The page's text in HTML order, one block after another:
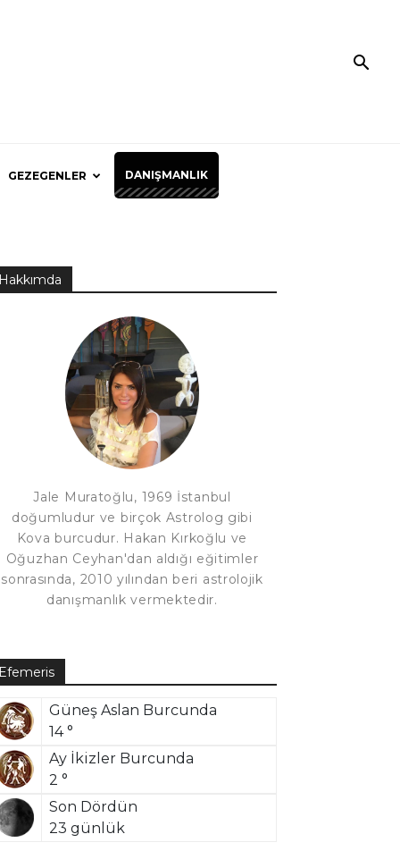
GEZEGENLER DANIŞMANLIK
Hakkımda
Jale Muratoğlu, 1969 İstanbul
doğumludur ve birçok Astrolog gibi
Kova burcudur. Hakan Kırkoğlu ve
Oğuzhan Ceyhan'dan aldığı eğitimler
sonrasında, 2010 yılından beri astrolojik
danışmanlık vermektedir.
Efemeris
Güneş Aslan Burcunda
14 °
Ay İkizler Burcunda
2 °
Son Dördün
23 günlük